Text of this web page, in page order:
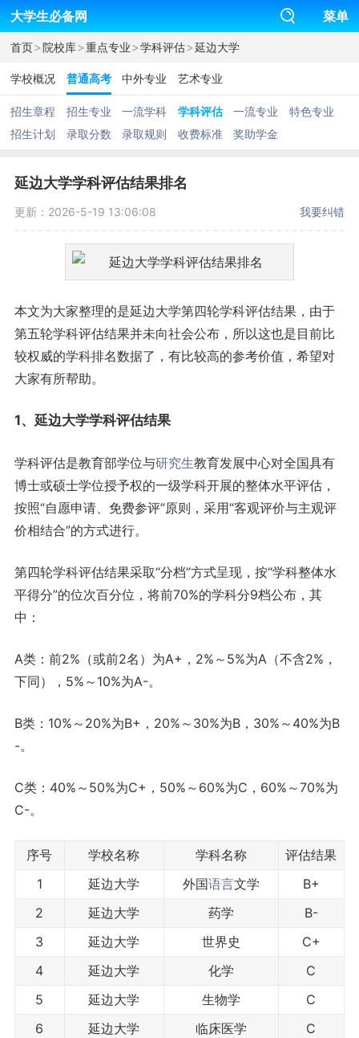
大学生必备网 菜单
首页>院校库>重点专业>学科评估>延边大学
学校概况 普通高考 中外专业 艺术专业
招生章程 招生专业 一流学科 学科评估 一流专业
特色专业
招生计划
录取分数 录取规则 收费标准 奖助学金
延边大学学科评估结果排名
更新：2026-5-19 13:06:08 我要纠错
本文为大家整理的是延边大学第四轮学科评估结果，由于
第五轮学科评估结果并未向社会公布，所以这也是目前比
较权威的学科排名数据了，有比较高的参考价值，希望对
大家有所帮助。
1、延边大学学科评估结果
学科评估是教育部学位与研究生教育发展中心对全国具有
博士或硕士学位授予权的一级学科开展的整体水平评估，
按照“自愿申请、免费参评”原则，采用“客观评价与主观评
价相结合”的方式进行。
第四轮学科评估结果采取“分档”方式呈现，按“学科整体水
平得分”的位次百分位，将前70%的学科分9档公布，其
中：
A类：前2%（或前2名）为A+，2%～5%为A（不含2%，
下同），5%～10%为A-。
B类：10%～20%为B+，20%～30%为B，30%～40%为B
-。
C类：40%～50%为C+，50%～60%为C，60%～70%为
C-。
序号 学校名称 学科名称
评估结果
1
延边大学 外国语言文学
B+
2
延边大学 药学
B-
3
延边大学 世界史
C+
4
延边大学 化学
C
5
延边大学 生物学
C
6
延边大学 临床医学
C